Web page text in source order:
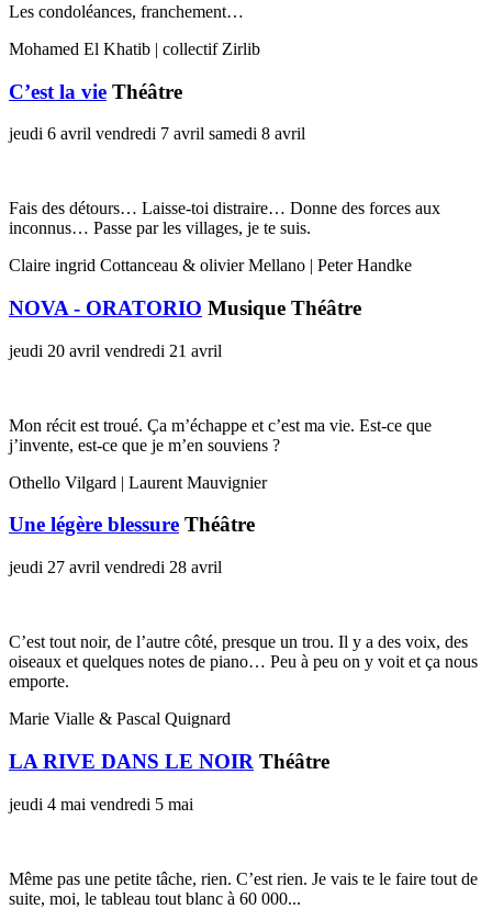
Les condoléances, franchement…
Mohamed El Khatib | collectif Zirlib
C’est la vie Théâtre
jeudi 6 avril vendredi 7 avril samedi 8 avril
Fais des détours… Laisse-toi distraire… Donne des forces aux
inconnus… Passe par les villages, je te suis.
Claire ingrid Cottanceau & olivier Mellano | Peter Handke
NOVA - ORATORIO Musique Théâtre
jeudi 20 avril vendredi 21 avril
Mon récit est troué. Ça m’échappe et c’est ma vie. Est-ce que
j’invente, est-ce que je m’en souviens ?
Othello Vilgard | Laurent Mauvignier
Une légère blessure Théâtre
jeudi 27 avril vendredi 28 avril
C’est tout noir, de l’autre côté, presque un trou. Il y a des voix, des
oiseaux et quelques notes de piano… Peu à peu on y voit et ça nous
emporte.
Marie Vialle & Pascal Quignard
LA RIVE DANS LE NOIR Théâtre
jeudi 4 mai vendredi 5 mai
Même pas une petite tâche, rien. C’est rien. Je vais te le faire tout de
suite, moi, le tableau tout blanc à 60 000...